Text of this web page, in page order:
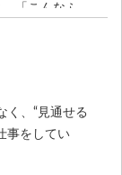
「こんなふ
く、“見通せる
事をしてい